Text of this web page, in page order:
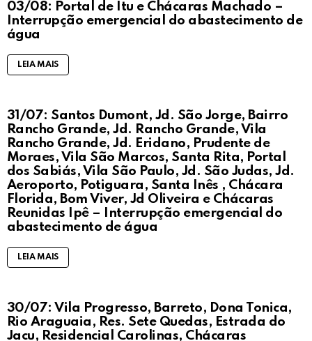
03/08: Portal de Itu e Chácaras Machado –
Interrupção emergencial do abastecimento de
água
LEIA MAIS
31/07: Santos Dumont, Jd. São Jorge, Bairro
Rancho Grande, Jd. Rancho Grande, Vila
Rancho Grande, Jd. Eridano, Prudente de
Moraes, Vila São Marcos, Santa Rita, Portal
dos Sabiás, Vila São Paulo, Jd. São Judas, Jd.
Aeroporto, Potiguara, Santa Inês , Chácara
Florida, Bom Viver, Jd Oliveira e Chácaras
Reunidas Ipê – Interrupção emergencial do
abastecimento de água
LEIA MAIS
30/07: Vila Progresso, Barreto, Dona Tonica,
Rio Araguaia, Res. Sete Quedas, Estrada do
Jacu, Residencial Carolinas, Chácaras